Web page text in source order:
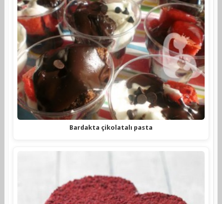
Bardakta çikolatalı pasta